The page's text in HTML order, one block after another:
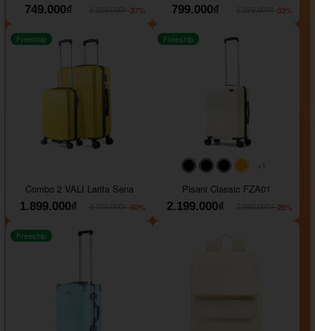
749.000₫ -37% 799.000₫ -33%
Freeship
Combo 2 VALI Larita Sena
1.899.000₫
-60%
#000000#000000
#000000
#ffa500
+1
Freeship
Pisani Classic FZA01
2.199.000₫
-26%
Freeship